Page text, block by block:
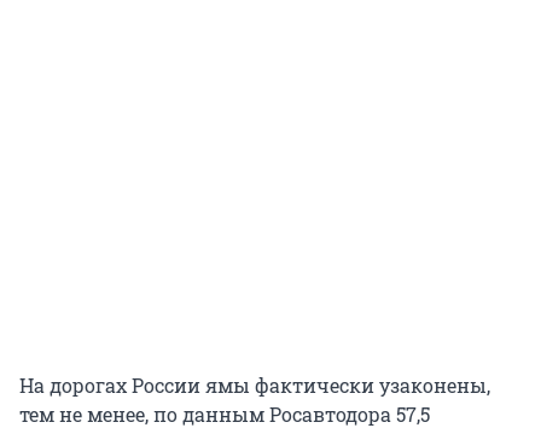
На дорогах России ямы фактически узаконены,
тем не менее, по данным Росавтодора 57,5